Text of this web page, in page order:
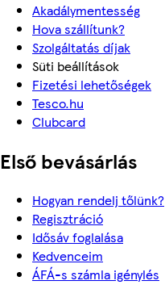
Akadálymentesség
Hova szállítunk?
Szolgáltatás díjak
Süti beállítások
Fizetési lehetőségek
Tesco.hu
Clubcard
Első bevásárlás
Hogyan rendelj tőlünk?
Regisztráció
Idősáv foglalása
Kedvenceim
ÁFÁ-s számla igénylés